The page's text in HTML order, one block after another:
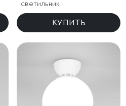
светильник
КУПИТЬ